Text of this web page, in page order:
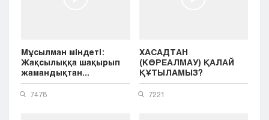
Мұсылман міндеті:
Жақсылыққа шақырып
жамандықтан...
7478
ХАСАДТАН
(КӨРЕАЛМАУ) ҚАЛАЙ
ҚҰТЫЛАМЫЗ?
7221